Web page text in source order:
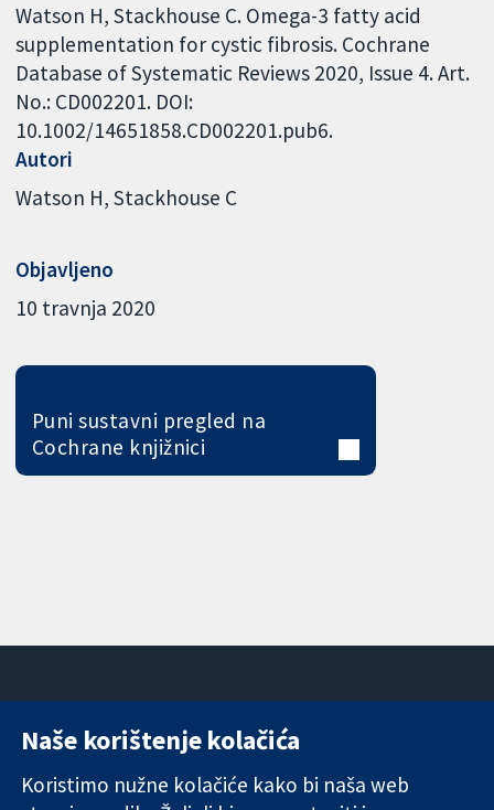
Watson H, Stackhouse C. Omega-3 fatty acid
supplementation for cystic fibrosis. Cochrane
Database of Systematic Reviews 2020, Issue 4. Art.
No.: CD002201. DOI:
10.1002/14651858.CD002201.pub6.
Autori
Watson H Stackhouse C
Objavljeno
10 travnja 2020
Puni sustavni pregled na
Cochrane knjižnici
Pouzdani dokazi.
11-13 Cavendish
London
Novosti
Naše korištenje kolačića
Koristimo nužne kolačiće kako bi naša web